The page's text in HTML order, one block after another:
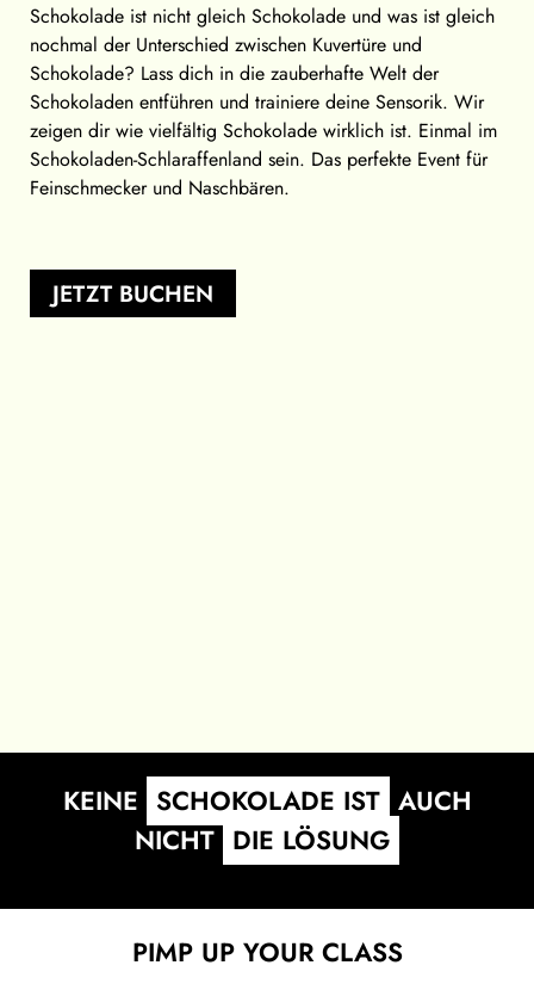
Schokolade ist nicht gleich Schokolade und was ist gleich
nochmal der Unterschied zwischen Kuvertüre und
Schokolade? Lass dich in die zauberhafte Welt der
Schokoladen entführen und trainiere deine Sensorik. Wir
zeigen dir wie vielfältig Schokolade wirklich ist. Einmal im
Schokoladen-Schlaraffenland sein. Das perfekte Event für
Feinschmecker und Naschbären.
JETZT BUCHEN
KEINE SCHOKOLADE IST AUCH
NICHT DIE LÖSUNG
PIMP UP YOUR CLASS